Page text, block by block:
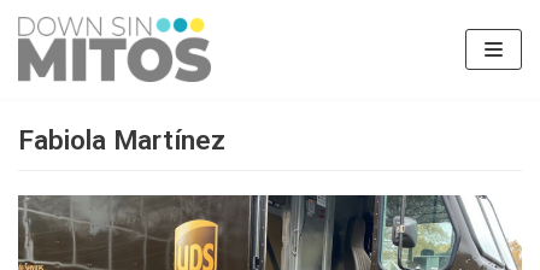
Saltar
al
contenido
Fabiola Martínez